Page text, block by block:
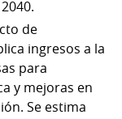
de
ingresos a la
para
y mejoras en
Se estima